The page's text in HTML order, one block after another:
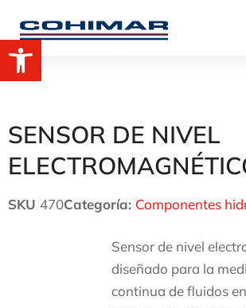
SENSOR DE NIVEL
SKU 470Categoría: Componentes
Sensor de nivel
diseñado para la
continua de fluidos
Abrir barra de herramientas